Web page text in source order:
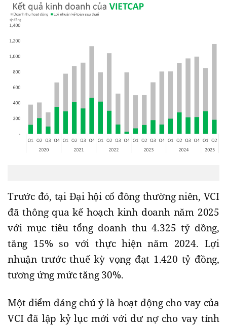
Trước đó, tại Đại hội cổ đông thường niên, VCI
đã thông qua kế hoạch kinh doanh năm 2025
với mục tiêu tổng doanh thu 4.325 tỷ đồng,
tăng 15% so với thực hiện năm 2024. Lợi
nhuận trước thuế kỳ vọng đạt 1.420 tỷ đồng,
tương ứng mức tăng 30%.
Một điểm đáng chú ý là hoạt động cho vay của
VCI đã lập kỷ lục mới với dư nợ cho vay tính